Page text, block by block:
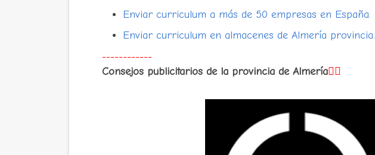
Enviar curriculum a más de 50 empresas en España.
Enviar curriculum en almacenes de Almería provincia.
------------
Consejos publicitarios de la provincia de Almería👇🏻